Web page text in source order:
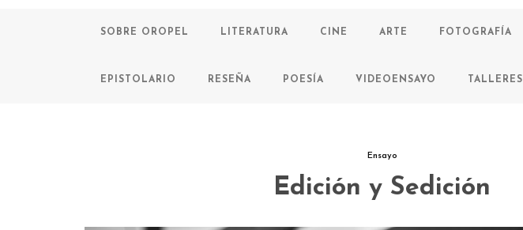
SOBRE OROPEL LITERATURA CINE ARTE FOTOGRAFÍA
EPISTOLARIO RESEÑA POESÍA VIDEOENSAYO TALLERES
Ensayo
Edición y Sedición